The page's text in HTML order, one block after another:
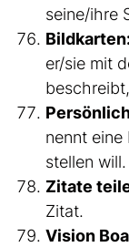
seine/ihre
er/sie mit
nennt eine
stellen will.
Zitate
Zitat.
Vision